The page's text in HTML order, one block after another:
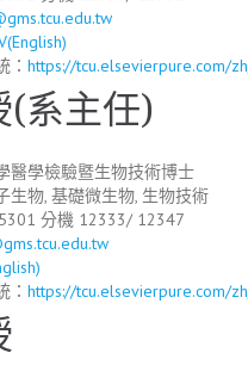
： https://tcu.elsevierpure.com/
(系主任)
醫學檢驗暨生物技術博士
生物, 基礎微生物, 生物技術
分機 12333/ 12347
： https://tcu.elsevierpure.com/